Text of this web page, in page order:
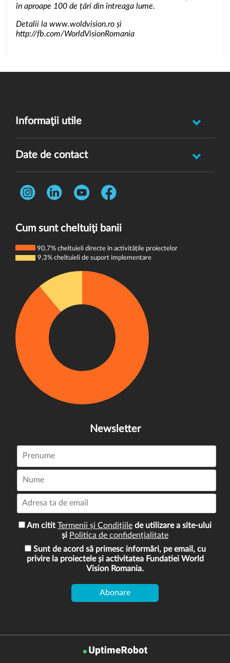
în aproape 100 de țări din întreaga lume.
Detalii la www.woldvision.ro și
http://fb.com/WorldVisionRomania
Informaţii utile
Întrebări frecvente
Politica de cookie-uri
Date de contact
Str. Rotasului, Nr. 7, Sector 1, Bucuresti, 012167
Telefon:
0731 444 013
Cum sunt cheltuiţi banii
90,7% cheltuieli directe în activitățile proiectelor
9,3% cheltuieli de suport implementare
Newsletter
Am citit Termenii și Condițiile de utilizare a site-ului
și Politica de confidențialitate
Sunt de acord să primesc informări, pe email, cu
privire la proiectele și activitatea Fundatiei World
Vision Romania.